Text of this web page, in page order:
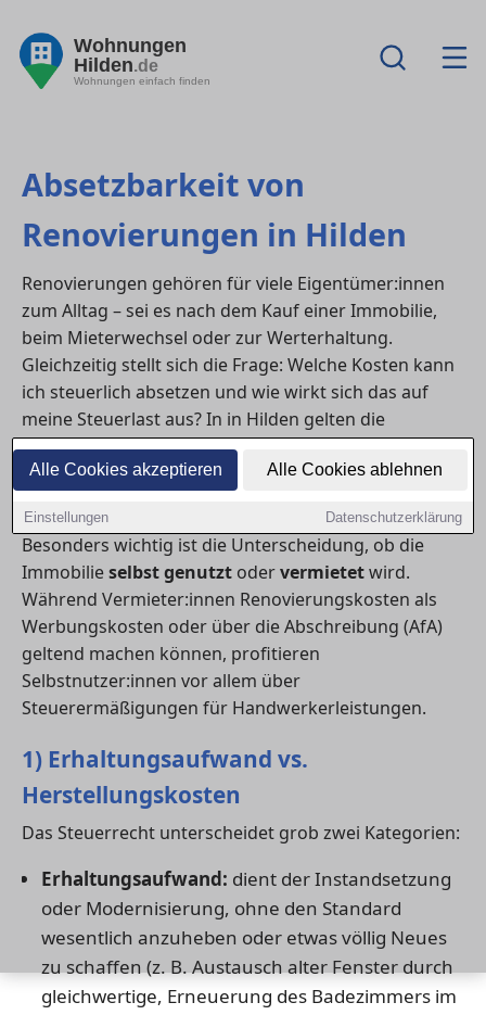
Alle Cookies akzeptieren Alle Cookies ablehnen
Einstellungen Datenschutzerklärung
Wohnungen
Hilden.de
Wohnungen einfach finden
Absetzbarkeit von
Renovierungen in Hilden
Renovierungen gehören für viele Eigentümer:innen
zum Alltag – sei es nach dem Kauf einer Immobilie,
beim Mieterwechsel oder zur Werterhaltung.
Gleichzeitig stellt sich die Frage: Welche Kosten kann
ich steuerlich absetzen und wie wirkt sich das auf
meine Steuerlast aus? In in Hilden gelten die
bundesweiten steuerlichen Regeln, die zwischen
Erhaltungsaufwand, Herstellungskosten und privaten
Besonders wichtig ist die Unterscheidung, ob die
Immobilieselbst genutzt odervermietetwird.
Während Vermieter:innen Renovierungskosten als
Werbungskosten oder über die Abschreibung (AfA)
geltend machen können, profitieren
Selbstnutzer:innen vor allem über
Steuerermäßigungen für Handwerkerleistungen.
1) Erhaltungsaufwand vs.
Herstellungskosten
Das Steuerrecht unterscheidet grob zwei Kategorien:
Erhaltungsaufwand: dient der Instandsetzung
oder Modernisierung, ohne den Standard
wesentlich anzuheben oder etwas völlig Neues
zu schaffen (z. B. Austausch alter Fenster durch
gleichwertige, Erneuerung des Badezimmers im